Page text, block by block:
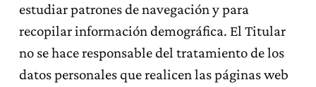
estudiar patrones de navegación y para
recopilar información demográfica. El Titular
no se hace responsable del tratamiento de los
datos personales que realicen las páginas web